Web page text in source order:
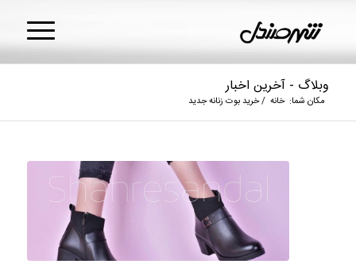
وبلاگ - آخرین اخبار
مکان شما: خانه /خرید بوت زنانه جدید